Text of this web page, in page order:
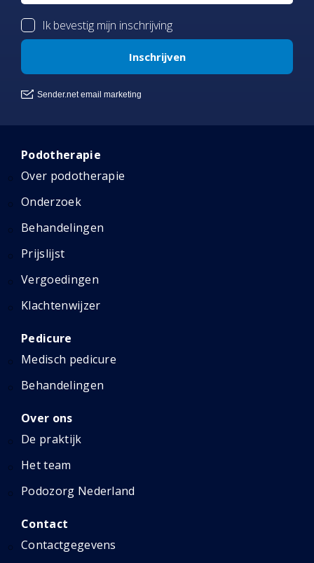
Podotherapie
Over podotherapie
Onderzoek
Behandelingen
Prijslijst
Vergoedingen
Klachtenwijzer
Pedicure
Medisch pedicure
Behandelingen
Over ons
De praktijk
Het team
Podozorg Nederland
Contact
Contactgegevens